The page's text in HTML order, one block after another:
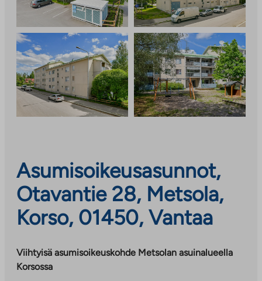
Asumisoikeusasunnot,
Otavantie 28, Metsola,
Korso, 01450, Vantaa
Viihtyisä asumisoikeuskohde Metsolan asuinalueella
Korsossa